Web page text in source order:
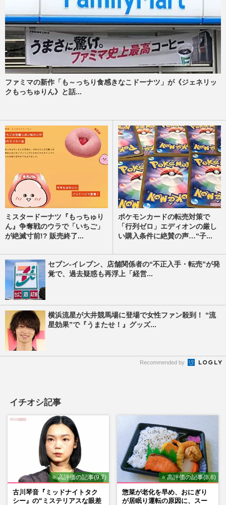
ファミマの新作「も～っちり食感きなこドーナツ」が《ジェネリッ
クもっちゅりん》と話...
ミスタードーナツ『もっちゅり
ん』争奪戦のウラで「いちご」
が絶滅寸前!? 販売終了...
ポケモンカードの転売対策で
「行列ゼロ」エディオンの厳し
い購入条件に絶賛の声…“子...
セブン-イレブン、店舗関係者の“不正入手・転売”が発
覚で、過去疑惑も再浮上「経営...
横浜流星が大井競馬場に登場で女性ファン殺到！ “流
星効果”で『うまたせ！』グッズ...
Recommended by
イチオシ記事
⭐ 高評価の記事(9.7)
古川琴音『ミッドナイトタク
シー』の“ミステリアスな眼差
⭐ 高評価の記事(8.8)
惣菜が老化を早め、おにぎり
が居眠り運転の原因に、スー